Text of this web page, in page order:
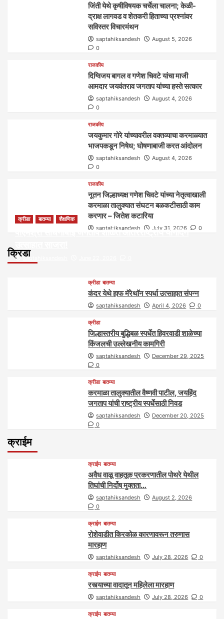
जिंती येथे कृषीविषयक चर्चेला चालना; केळी-
द्राक्ष लागवड व शेतकरी हिताच्या प्रश्नांवर
सविस्तर विचारमंथन
saptahiksandesh
August 5, 2026
0
राजकीय
दिग्विजय बागल व गणेश चिवटे यांचा माजी
आमदार जयवंतराव जगताप यांच्या हस्ते सत्कार
saptahiksandesh
August 4, 2026
0
राजकीय
जयकुमार गोरे यांच्यावरील वक्तव्याचा करमाळ्यात
भाजपकडून निषेध; घोषणाबाजी करत आंदोलन
saptahiksandesh
August 4, 2026
0
राजकीय
नूतन जिल्हाध्यक्ष गणेश चिवटे यांच्या नेतृत्वाखाली
करमाळा तालुक्यात संघटन बळकटीसाठी काम
करणार – जितेश कटारिया
saptahiksandesh July 31, 2026 0
क्रिडा
क्रीडा बातम्या शैक्षणिक
पीएमश्री साधनाबाई जगताप शाळेत आंतरराष्ट्रीय योगदिन
saptahiksandesh
क्रीडा बातम्या
कंदर येथे हाफ मॅरेथॉन स्पर्धा उत्साहात संपन्न
saptahiksandesh April 4, 2026 0
क्रीडा
जिल्हास्तरीय बुद्धिबळ स्पर्धेत हिवरवाडी शाळेच्या
किंजलची उल्लेखनीय कामगिरी
saptahiksandesh
December 29, 2025
0
क्रीडा बातम्या
करमाळा तालुक्यातील वैष्णवी पाटील, जयहिंद
जगताप यांची राष्ट्रीय स्पर्धेसाठी निवड
saptahiksandesh
December 20, 2025
0
क्राईम
क्राईम बातम्या
अवैध वाळू वाहतूक प्रकरणातील पोथरे येथील
तिघांची निर्दोष मुक्तता…
saptahiksandesh
August 2, 2026
0
क्राईम बातम्या
रोशेवाडीत किरकोळ कारणावरून तरुणास
मारहाण
saptahiksandesh July 28, 2026 0
क्राईम बातम्या
रस्त्याच्या वादातून महिलेला मारहाण
saptahiksandesh July 28, 2026 0
क्राईम बातम्या